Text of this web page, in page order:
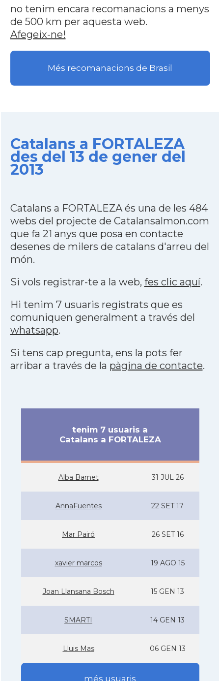
no tenim encara recomanacions a menys
de 500 km per aquesta web.
Afegeix-ne!
Més recomanacions de Brasil
Catalans a FORTALEZA
des del 13 de gener del
2013
Catalans a FORTALEZA és una de les 484
webs del projecte de Catalansalmon.com
que fa 21 anys que posa en contacte
desenes de milers de catalans d'arreu del
món.
Si vols registrar-te a la web, fes clic aquí.
Hi tenim 7 usuaris registrats que es
comuniquen generalment a través del
whatsapp.
Si tens cap pregunta, ens la pots fer
arribar a través de la pàgina de contacte.
tenim 7 usuaris a
Catalans a FORTALEZA
Alba Barnet 31 JUL 26
AnnaFuentes 22 SET 17
Mar Pairó 26 SET 16
xavier marcos 19 AGO 15
Joan Llansana Bosch 15 GEN 13
SMARTI 14 GEN 13
Lluis Mas 06 GEN 13
més usuaris